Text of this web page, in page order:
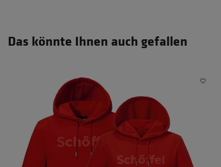
Das könnte Ihnen auch gefallen